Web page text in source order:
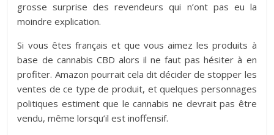
grosse surprise des revendeurs qui n’ont pas eu la
moindre explication.
Si vous êtes français et que vous aimez les produits à
base de cannabis CBD alors il ne faut pas hésiter à en
profiter. Amazon pourrait cela dit décider de stopper les
ventes de ce type de produit, et quelques personnages
politiques estiment que le cannabis ne devrait pas être
vendu, même lorsqu’il est inoffensif.